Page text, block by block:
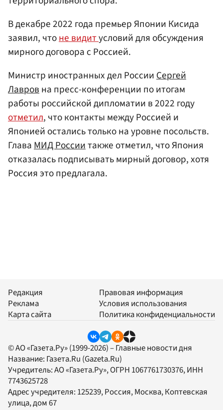
В декабре 2022 года премьер Японии Кисида
заявил, чтоне видитусловий для обсуждения
мирного договора с Россией.
Министр иностранных дел РоссииСергей
Лавровна пресс-конференции по итогам
работы российской дипломатии в 2022 году
отметил, что контакты между Россией и
Японией остались только на уровне посольств.
ГлаваМИД Россиитакже отметил, что Япония
отказалась подписывать мирный договор, хотя
Россия это предлагала.
Редакция
Реклама
Карта сайта
Правовая информация
Условия использования
Политика конфиденциальности
© АО «Газета.Ру» (1999-2026) – Главные новости дня
Название: Газета.Ru (Gazeta.Ru)
Учредитель:АО «Газета.Ру», ОГРН 1067761730376, ИНН
7743625728
Адрес учредителя: 125239, Россия, Москва, Коптевская
улица, дом 67